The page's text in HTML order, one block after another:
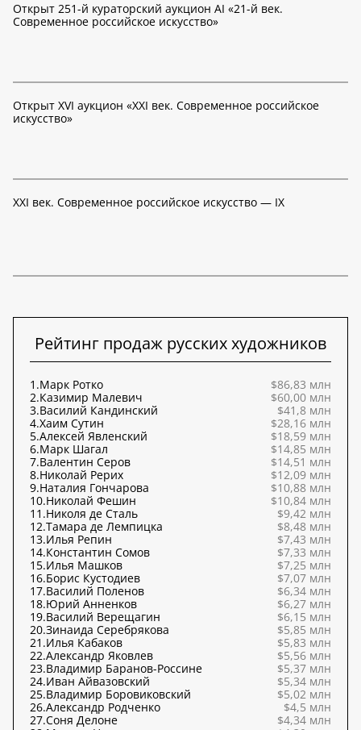
Открыт 251-й кураторский аукцион AI «21-й век.
Современное российское искусство»
Открыт XVI аукцион «XXI век. Современное российское
искусство»
XXI век. Современное российское искусство — IX
Рейтинг продаж русских художников
1.Марк Ротко
$86,83 млн
2.Казимир Малевич
$60,00 млн
3.Василий Кандинский
$41,8 млн
4.Хаим Сутин
$28,16 млн
5.Алексей Явленский
$18,59 млн
6.Марк Шагал
$14,85 млн
7.Валентин Серов
$14,51 млн
8.Николай Рерих
$12,09 млн
9.Наталия Гончарова
$10,88 млн
10.Николай Фешин
$10,84 млн
11.Николя де Сталь
$9,42 млн
12.Тамара де Лемпицка
$8,48 млн
13.Илья Репин
$7,43 млн
14.Константин Сомов
$7,33 млн
15.Илья Машков
$7,25 млн
16.Борис Кустодиев
$7,07 млн
17.Василий Поленов
$6,34 млн
18.Юрий Анненков
$6,27 млн
19.Василий Верещагин
$6,15 млн
20.Зинаида Серебрякова
$5,85 млн
21.Илья Кабаков
$5,83 млн
22.Александр Яковлев
$5,56 млн
23.Владимир Баранов-Россине
$5,37 млн
24.Иван Айвазовский
$5,34 млн
25.Владимир Боровиковский
$5,02 млн
26.Александр Родченко
$4,5 млн
27.Соня Делоне
$4,34 млн